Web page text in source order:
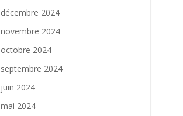
décembre 2024
novembre 2024
octobre 2024
septembre 2024
juin 2024
mai 2024